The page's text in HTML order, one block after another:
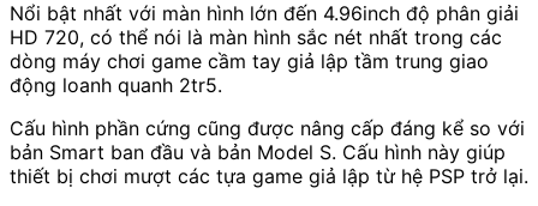
Nổi bật nhất với màn hình lớn đến 4.96inch độ phân giải
HD 720, có thể nói là màn hình sắc nét nhất trong các
dòng máy chơi game cầm tay giả lập tầm trung giao
động loanh quanh 2tr5.
Cấu hình phần cứng cũng được nâng cấp đáng kể so với
bản Smart ban đầu và bản Model S. Cấu hình này giúp
thiết bị chơi mượt các tựa game giả lập từ hệ PSP trở lại.